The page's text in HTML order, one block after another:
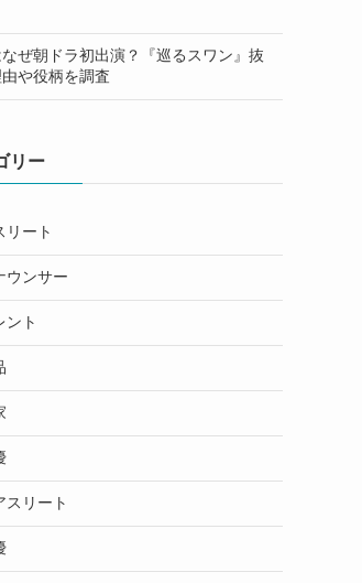
ぜ朝ドラ初出演？『巡るスワン』抜
や役柄を調査
リー
リート
ウンサー
ント
スリート